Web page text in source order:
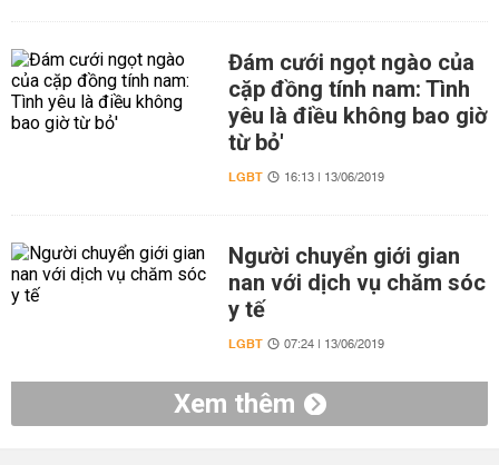
Đám cưới ngọt ngào của
cặp đồng tính nam: Tình
yêu là điều không bao giờ
từ bỏ'
LGBT 16:13 | 13/06/2019
Người chuyển giới gian
nan với dịch vụ chăm sóc
y tế
LGBT 07:24 | 13/06/2019
Xem thêm